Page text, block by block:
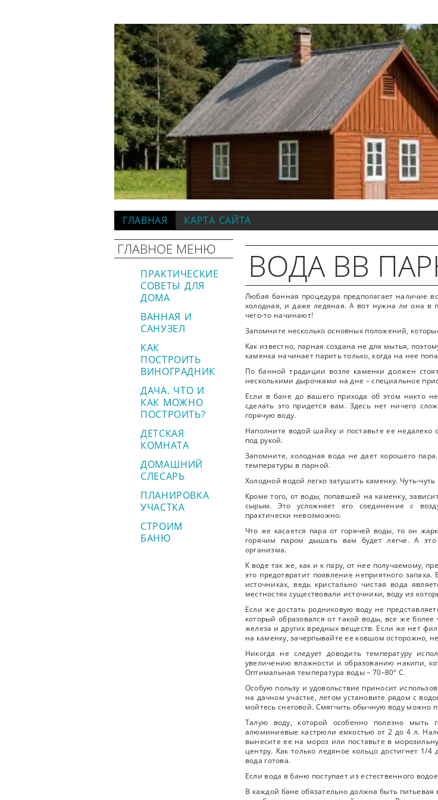
ГЛАВНАЯ КАРТА САЙТА
ГЛАВНОЕ МЕНЮ
ПРАКТИЧЕСКИЕ
СОВЕТЫ ДЛЯ
ДОМА
ВАННАЯ И
САНУЗЕЛ
КАК
ПОСТРОИТЬ
ВИНОГРАДНИК
ДАЧА. ЧТО И
КАК МОЖНО
ПОСТРОИТЬ?
ДЕТСКАЯ
КОМНАТА
ДОМАШНИЙ
СЛЕСАРЬ
ПЛАНИРОВКА
УЧАСТКА
СТРОИМ
БАНЮ
ВОДА ВВ
Любая банная процедура предполагает наличие
холодная, и даже ледяная. А вот нужна ли она
чего-то начинают!
Запомните несколько основных положений,
Как известно, парная создана не для мытья,
каменка начинает парить только, когда на нее
По банной традиции возле каменки должен
несколькими дырочками на дне – специальное
Если в бане до вашего прихода об этом никто
сделать это придется вам. Здесь нет ничего
горячую воду.
Наполните водой шайку и поставьте ее недалеко
под рукой.
Запомните, холодная вода не дает хорошего
температуры в парной.
Холодной водой легко затушить каменку. Чуть-
Кроме того, от воды, попавшей на каменку,
сырым. Это усложняет его соединение с
практически невозможно.
Что же касается пара от горячей воды, то он
горячим паром дышать вам будет легче. А это
организма.
К воде так же, как и к пару, от нее получаемому,
это предотвратит появление неприятного
источниках, ведь кристально чистая вода
местностях существовали источники, воду из
Если же достать родниковую воду не
который образовался от такой воды, все же
железа и других вредных веществ. Если же нет
на каменку, зачерпывайте ее ковшом осторожно,
Никогда не следует доводить температуру
увеличению влажности и образованию накипи,
Оптимальная температура воды – 70–80° С.
Особую пользу и удовольствие приносит
на дачном участке, летом установите рядом с
мойтесь снеговой. Смягчить обычную воду можно
Талую воду, которой особенно полезно мыть
алюминиевые кастрюли емкостью от 2 до 4 л.
вынесите ее на мороз или поставьте в
центру. Как только ледяное кольцо достигнет 1/
вода готова.
Если вода в баню поступает из естественного
В каждой бане обязательно должна быть